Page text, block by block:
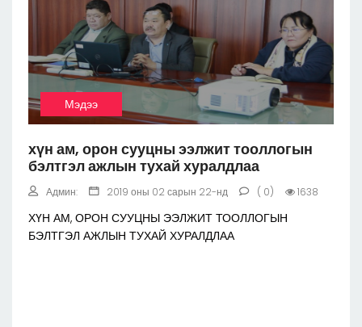
Мэдээ
хүн ам, орон сууцны ээлжит тооллогын
бэлтгэл ажлын тухай хуралдлаа
Админ: 2019 оны 02 сарын 22-нд ( 0) 1638
ХҮН АМ, ОРОН СУУЦНЫ ЭЭЛЖИТ ТООЛЛОГЫН
БЭЛТГЭЛ АЖЛЫН ТУХАЙ ХУРАЛДЛАА